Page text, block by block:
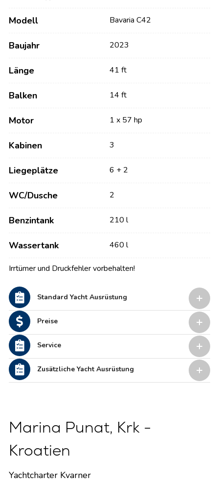
Modell Bavaria C42
Baujahr 2023
Länge 41 ft
Balken 14 ft
Motor 1 x 57 hp
Kabinen 3
Liegeplätze 6 + 2
WC/Dusche 2
Benzintank 210 l
Wassertank 460 l
Irrtümer und Druckfehler vorbehalten!
Standard Yacht Ausrüstung
Preise
Service
Zusätzliche Yacht Ausrüstung
Marina Punat, Krk -
Kroatien
Yachtcharter Kvarner